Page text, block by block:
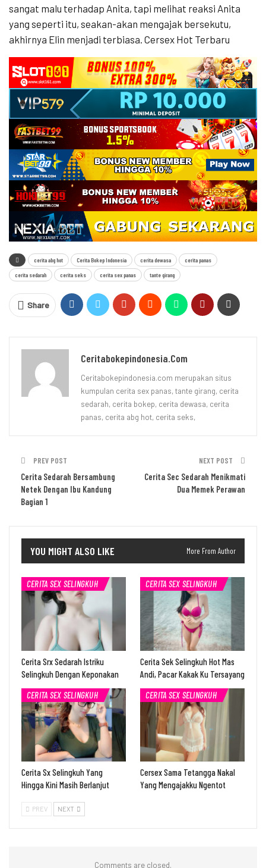
sangat malu terhadap Anita, tapi melihat reaksi Anita
yang seperti itu, seakan-akan mengajak bersekutu,
akhirnya Elin menjadi terbiasa. Cersex Hot Terbaru
cerita abg hot Cerita Bokep Indonesia cerita dewasa cerita panas
cerita sedarah cerita seks cerita sex panas tante girang
Share
Ceritabokepindonesia.com
Ceritabokepindonesia.com merupakan situs
kumpulan cerita sex panas, tante girang, cerita
sedarah, cerita bokep, cerita dewasa, cerita
panas, cerita abg hot, cerita seks,
PREV POST
Cerita Sedarah Bersambung
Netek Dengan Ibu Kandung
Bagian 1
NEXT POST
Cerita Sec Sedarah Menikmati
Dua Memek Perawan
YOU MIGHT ALSO LIKE More From Author
CERITA SEX SELINGKUH
Cerita Srx Sedarah Istriku
Selingkuh Dengan Keponakan
CERITA SEX SELINGKUH
Cerita Sek Selingkuh Hot Mas
Andi, Pacar Kakak Ku Tersayang
CERITA SEX SELINGKUH
Cerita Sx Selingkuh Yang
Hingga Kini Masih Berlanjut
CERITA SEX SELINGKUH
Cersex Sama Tetangga Nakal
Yang Mengajakku Ngentot
PREV NEXT
Comments are closed.